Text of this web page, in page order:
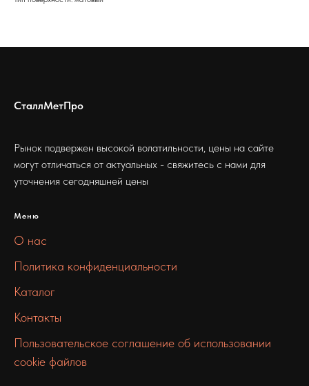
СталлМетПро
Рынок подвержен высокой волатильности, цены на сайте
могут отличаться от актуальных - свяжитесь с нами для
уточнения сегодняшней цены
Меню
О нас
Политика конфиденциальности
Каталог
Контакты
Пользовательское соглашение об использовании
cookie файлов